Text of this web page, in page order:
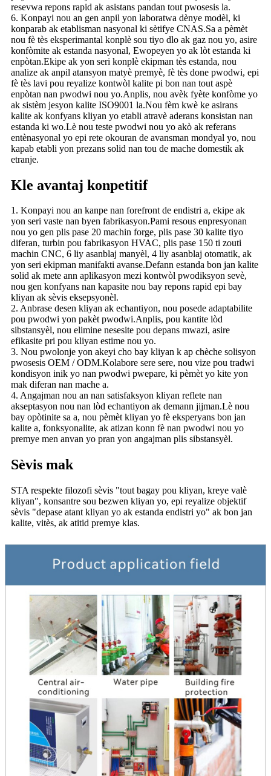
resevwa repons rapid ak asistans pandan tout pwosesis la.
6. Konpayi nou an gen anpil yon laboratwa dènye modèl, ki
konparab ak etablisman nasyonal ki sètifye CNAS.Sa a pèmèt
nou fè tès eksperimantal konplè sou tiyo dlo ak gaz nou yo, asire
konfòmite ak estanda nasyonal, Ewopeyen yo ak lòt estanda ki
enpòtan.Ekipe ak yon seri konplè ekipman tès estanda, nou
analize ak anpil atansyon matyè premyè, fè tès done pwodwi, epi
fè tès lavi pou reyalize kontwòl kalite pi bon nan tout aspè
enpòtan nan pwodwi nou yo.Anplis, nou avèk fyète konfòme yo
ak sistèm jesyon kalite ISO9001 la.Nou fèm kwè ke asirans
kalite ak konfyans kliyan yo etabli atravè aderans konsistan nan
estanda ki wo.Lè nou teste pwodwi nou yo akò ak referans
entènasyonal yo epi rete okouran de avansman mondyal yo, nou
kapab etabli yon prezans solid nan tou de mache domestik ak
etranje.
Kle avantaj konpetitif
1. Konpayi nou an kanpe nan forefront de endistri a, ekipe ak
yon seri vaste nan byen fabrikasyon.Pami resous enpresyonan
nou yo gen plis pase 20 machin forge, plis pase 30 kalite tiyo
diferan, turbin pou fabrikasyon HVAC, plis pase 150 ti zouti
machin CNC, 6 liy asanblaj manyèl, 4 liy asanblaj otomatik, ak
yon seri ekipman manifakti avanse.Defann estanda bon jan kalite
solid ak mete ann aplikasyon mezi kontwòl pwodiksyon sevè,
nou gen konfyans nan kapasite nou bay repons rapid epi bay
kliyan ak sèvis eksepsyonèl.
2. Anbrase desen kliyan ak echantiyon, nou posede adaptabilite
pou pwodwi yon pakèt pwodwi.Anplis, pou kantite lòd
sibstansyèl, nou elimine nesesite pou depans mwazi, asire
efikasite pri pou kliyan estime nou yo.
3. Nou pwolonje yon akeyi cho bay kliyan k ap chèche solisyon
pwosesis OEM / ODM.Kolabore sere sere, nou vize pou tradwi
kondisyon inik yo nan pwodwi pwepare, ki pèmèt yo kite yon
mak diferan nan mache a.
4. Angajman nou an nan satisfaksyon kliyan reflete nan
akseptasyon nou nan lòd echantiyon ak demann jijman.Lè nou
bay opòtinite sa a, nou pèmèt kliyan yo fè eksperyans bon jan
kalite a, fonksyonalite, ak atizan konn fè nan pwodwi nou yo
premye men anvan yo pran yon angajman plis sibstansyèl.
Sèvis mak
STA respekte filozofi sèvis "tout bagay pou kliyan, kreye valè
kliyan", konsantre sou bezwen kliyan yo, epi reyalize objektif
sèvis "depase atant kliyan yo ak estanda endistri yo" ak bon jan
kalite, vitès, ak atitid premye klas.